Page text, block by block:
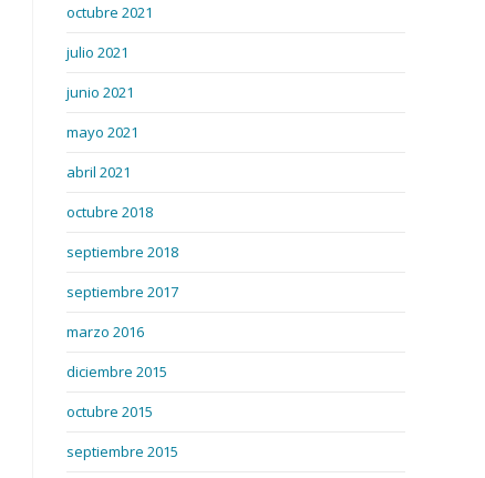
octubre 2021
julio 2021
junio 2021
mayo 2021
abril 2021
octubre 2018
septiembre 2018
septiembre 2017
marzo 2016
diciembre 2015
octubre 2015
septiembre 2015